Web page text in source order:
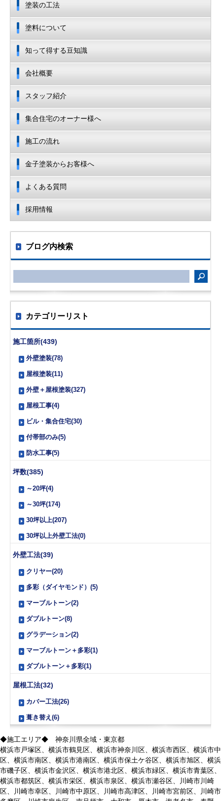
塗装の工法
塗料について
知って得する豆知識
会社概要
スタッフ紹介
集合住宅のオーナー様へ
施工の流れ
金子塗装からお客様へ
よくある質問
採用情報
ブログ内検索
カテゴリーリスト
施工箇所(439)
外壁塗装(78)
屋根塗装(11)
外壁＋屋根塗装(327)
屋根工事(4)
ビル・集合住宅(30)
付帯部のみ(5)
防水工事(5)
坪数(385)
～20坪(4)
～30坪(174)
30坪以上(207)
30坪以上外壁工法(0)
外壁工法(39)
クリヤー(20)
多彩（ダイヤモンド）(5)
マーブルトーン(2)
ダブルトーン(8)
グラデーション(2)
マーブルトーン＋多彩(1)
ダブルトーン＋多彩(1)
屋根工法(32)
カバー工法(26)
葺き替え(6)
◆施工エリア◆ 神奈川県全域・東京都
横浜市戸塚区、横浜市鶴見区、横浜市神奈川区、横浜市西区、横浜市中
区、横浜市南区、横浜市港南区、横浜市保土ケ谷区、横浜市旭区、横浜
市磯子区、横浜市金沢区、横浜市港北区、横浜市緑区、横浜市青葉区、
横浜市都筑区、横浜市栄区、横浜市泉区、横浜市瀬谷区、川崎市川崎
区、川崎市幸区、川崎市中原区、川崎市高津区、川崎市宮前区、川崎市